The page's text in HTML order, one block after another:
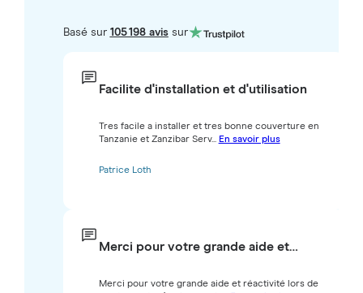
Basé sur 105 198 avissur
Facilite d'installation et d'utilisation
Tres facile a installer et tres bonne couverture en
Tanzanie et Zanzibar Serv... En savoir plus
Patrice Loth
Merci pour votre grande aide et…
Merci pour votre grande aide et réactivité lors de